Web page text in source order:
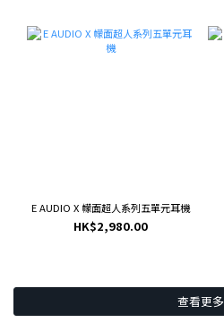
E AUDIO X 幪面超人系列五單元耳機
HK$2,980.00
查看更多